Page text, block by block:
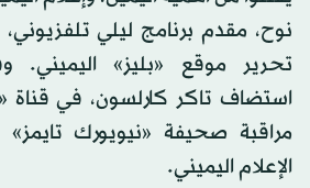
نوح، مقدم برنامج ليلي
تحرير موقع «بليز»
استضاف تاكر كارلسون، في قناة
مراقبة صحيفة «نيويورك
الإعلام اليميني.